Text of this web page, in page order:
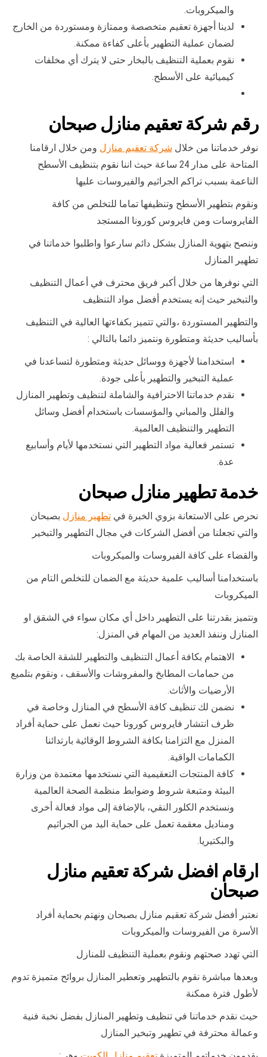
والميكروبات.
لدينا أجهزة تعقيم متخصصة وممتازة ومستوردة من الخارج
لضمان عملية التطهير بأعلى كفاءة ممكنة.
نقوم بعملية التنظيف بالبخار حتى لا يترك أي مخلفات
كيميائية على الأسطح.
رقم شركة تعقيم منازل صبحان
نوفر خدماتنا من خلال شركة تعقيم منازل ومن خلال ارقامنا
المتاحة على مدار 24 ساعة حيث اننا نقوم بتنظيف الأسطح
الناعمة بسبب تراكم الجراثيم والفيروسات عليها
ونقوم بتطهير الأسطح وتنظيفها تماما للتخلص من كافة
الفايروسات ومن فايروس كورونا المستجد
وننصح بتهوية المنازل بشكل دائم سارعوا واطلبوا خدماتنا في
تطهير المنازل
التي نوفرها من خلال أكبر فريق محترف في أعمال التنظيف
والتبخير حيث إنه يستخدم أفضل مواد التنظيف
والتطهير المستوردة ،والتي تتميز بكفاءتها العالية في التنظيف
بأساليب حديثة ومتطورة ونتميز دائما بالتالي :
استخدامنا لأجهزة ووسائل حديثة ومتطورة لتساعدنا في
عملية التبخير والتطهير بأعلى جودة.
نقدم خدماتنا الاحترافية والشاملة لتنظيف وتطهير المنازل
والفلل والمباني والمؤسسات باستخدام أفضل وسائل
التطهير والتنظيف العالمية.
تستمر فعالية مواد التطهير التي نستخدمها لأيام وأسابيع
عدة.
خدمة تطهير منازل صبحان
نحرص على الاستعانة بزوي الخبرة في تطهير منازل بصبحان
والتي تجعلنا من أفضل الشركات في مجال التطهير والتبخير
والقضاء على كافة الفيروسات والميكروبات
باستخدامنا أساليب علمية حديثة مع الضمان للتخلص التام من
الميكروبات
ونتميز بقدرتنا على التطهير داخل أي مكان سواء في الشقق او
المنازل وننفذ العديد من المهام في المنزل:
الاهتمام بكافة أعمال التنظيف والتطهير للشقة الخاصة بك
من حمامات المطابخ والمفروشات والأسقف ، ونقوم بتلميع
الأرضيات والأثاث.
نضمن لك تنظيف كافة الأسطح في المنازل وخاصة في
ظرف انتشار فايروس كورونا حيث نعمل على حماية أفراد
المنزل مع التزامنا بكافة الشروط الوقائية بارتدائنا
الكمامات الواقية.
كافة المنتجات التعقيمية التي نستخدمها معتمدة من وزارة
البيئة ومتبعة شروط وضوابط منظمة الصحة العالمية
ونستخدم الكلور النقي، بالإضافة إلى مواد فعالة أخرى
ومناديل معقمة تعمل على حماية اليد من الجراثيم
والبكتيريا.
ارقام افضل شركة تعقيم منازل
صبحان
نعتبر أفضل شركة تعقيم منازل بصبحان ونهتم بحماية أفراد
الأسرة من الفيروسات والميكروبات
التي تهدد صحتهم ونقوم بعملية التنظيف للمنازل
وبعدها مباشرة نقوم بالتطهير وتعطير المنازل بروائح متميزة تدوم
لأطول فترة ممكنة
حيث نقدم خدماتنا في تنظيف وتطهير المنازل بفضل نخبة فنية
وعمالة محترفة في تطهير وتبخير المنازل